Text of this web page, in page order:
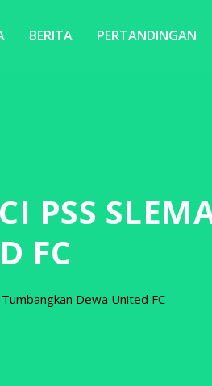
BERITA PERTANDINGAN
PSS
FC
Dewa United FC